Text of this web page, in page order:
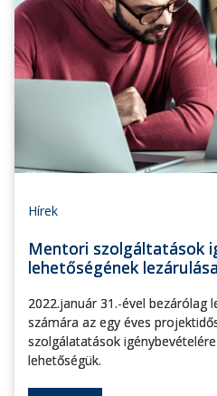
Hírek
Mentori szolgáltatások
lehetőségének lezárulása
2022.január 31.-ével bezárólag
számára az egy éves
szolgálatatások
lehetőségük.